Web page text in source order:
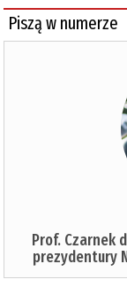
Piszą w numerze
Prof. Czarnek
prezydentury